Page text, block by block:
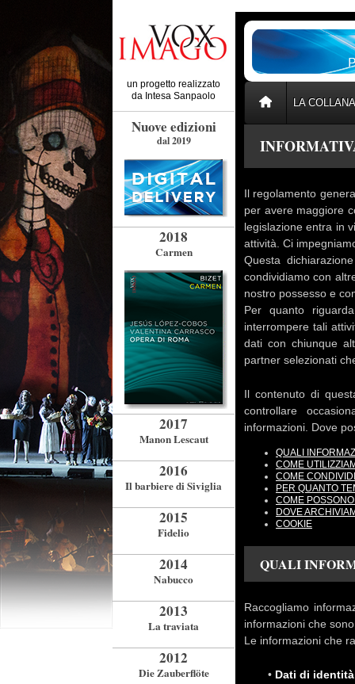
un progetto realizzato
da Intesa Sanpaolo
Nuove edizioni
dal 2019
2018
Carmen
2017
Manon Lescaut
2016
Il barbiere di Siviglia
2015
Fidelio
2014
Nabucco
2013
La traviata
2012
Die Zauberflöte
LA COLLANA
Il regolamento
per avere maggiore
legislazione entra in
attività. Ci
Questa
condividiamo con
nostro possesso e
Per quanto
interrompere tali
dati con chiunque
partner selezionati
Il contenuto di
controllare
informazioni. Dove
QUALI
COME
COME
PER QUANTO
COME
DOVE
COOKIE
QUALI
Raccogliamo
informazioni che
Le informazioni che
• Dati di identità